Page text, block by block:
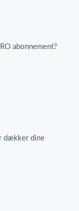
abonnement?
dækker dine